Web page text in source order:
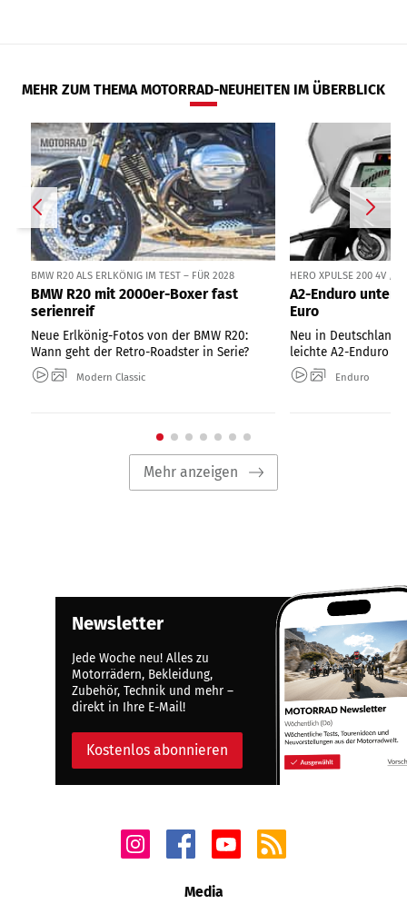
MEHR ZUM THEMA MOTORRAD-NEUHEITEN IM ÜBERBLICK
BMW R20 ALS ERLKÖNIG IM TEST – FÜR 2028
BMW R20 mit 2000er-Boxer fast
serienreif
Neue Erlkönig-Fotos von der BMW R20:
Wann geht der Retro-Roadster in Serie?
Modern Classic
HERO XPULSE 200 4V /
A2-Enduro unter
Euro
Neu in Deutschland:
leichte A2-Enduro
Enduro
Mehr anzeigen
Newsletter
Jede Woche neu! Alles zu
Motorrädern, Bekleidung,
Zubehör, Technik und mehr –
direkt in Ihre E-Mail!
Kostenlos abonnieren
Media